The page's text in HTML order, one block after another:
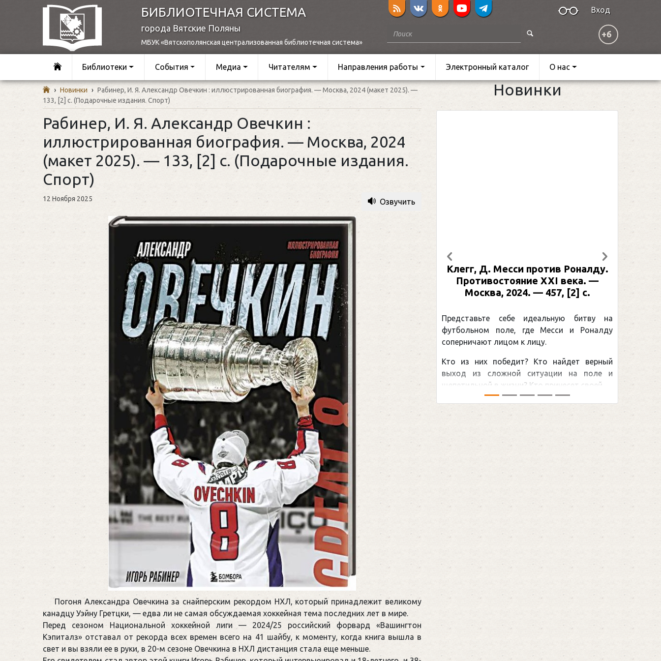
БИБЛИОТЕЧНАЯ СИСТЕМА
города Вятские Поляны
МБУК «Вятскополянская централизованная библиотечная система»
Вход
+6
Библиотеки События Медиа Читателям Направления работы Электронный каталог О нас
› Новинки › Рабинер, И. Я. Александр Овечкин : иллюстрированная биография. — Москва, 2024 (макет 2025). —
133, [2] с. (Подарочные издания. Спорт)
Рабинер, И. Я. Александр Овечкин :
иллюстрированная биография. — Москва, 2024
(макет 2025). — 133, [2] с. (Подарочные издания.
Спорт)
12 Ноября 2025 Озвучить
Погоня Александра Овечкина за снайперским рекордом НХЛ, который принадлежит великому
канадцу Уэйну Гретцки, — едва ли не самая обсуждаемая хоккейная тема последних лет в мире.
Перед сезоном Национальной хоккейной лиги — 2024/25 российский форвард «Вашингтон
Кэпиталз» отставал от рекорда всех времен всего на 41 шайбу, к моменту, когда книга вышла в
свет и вы взяли ее в руки, в 20-м сезоне Овечкина в НХЛ дистанция стала еще меньше.
Новинки
Клегг, Д. Месси против Роналду.
Противостояние XXI века. —
Москва, 2024. — 457, [2] с.
Представьте себе идеальную битву на
футбольном поле, где Месси и Роналду
соперничают лицом к лицу.
Кто из них победит? Кто найдет верный
выход из сложной ситуации на поле и
щепетильной в жизни? Кто принесет своей ...
Предыдущий Следующий